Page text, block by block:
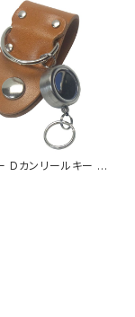
Dカンリールキー ビ
ベルトループ シル
キーホルダー hs-ki